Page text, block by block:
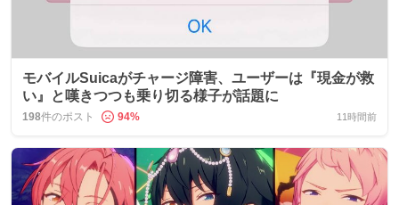
モバイルSuicaがチャージ障害、ユーザーは『現金が救
い』と嘆きつつも乗り切る様子が話題に
198件のポスト 94% 11時間前